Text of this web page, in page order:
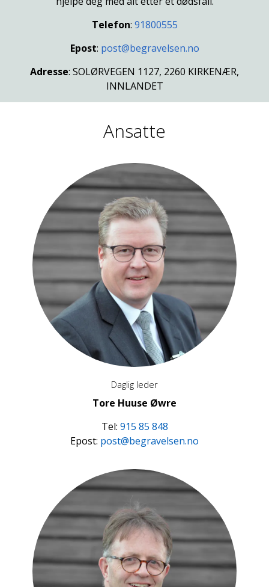
Telefon: 91800555
Epost: post@begravelsen.no
Adresse: SOLØRVEGEN 1127, 2260 KIRKENÆR,
INNLANDET
Ansatte
Daglig leder
Tore Huuse Øwre
Tel: 915 85 848
Epost: post@begravelsen.no